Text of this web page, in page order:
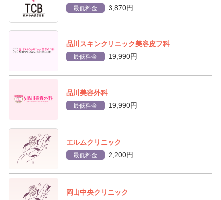
最低料金 3,870円
品川スキンクリニック美容皮フ科
最低料金 19,990円
品川美容外科
最低料金 19,990円
エルムクリニック
最低料金 2,200円
岡山中央クリニック